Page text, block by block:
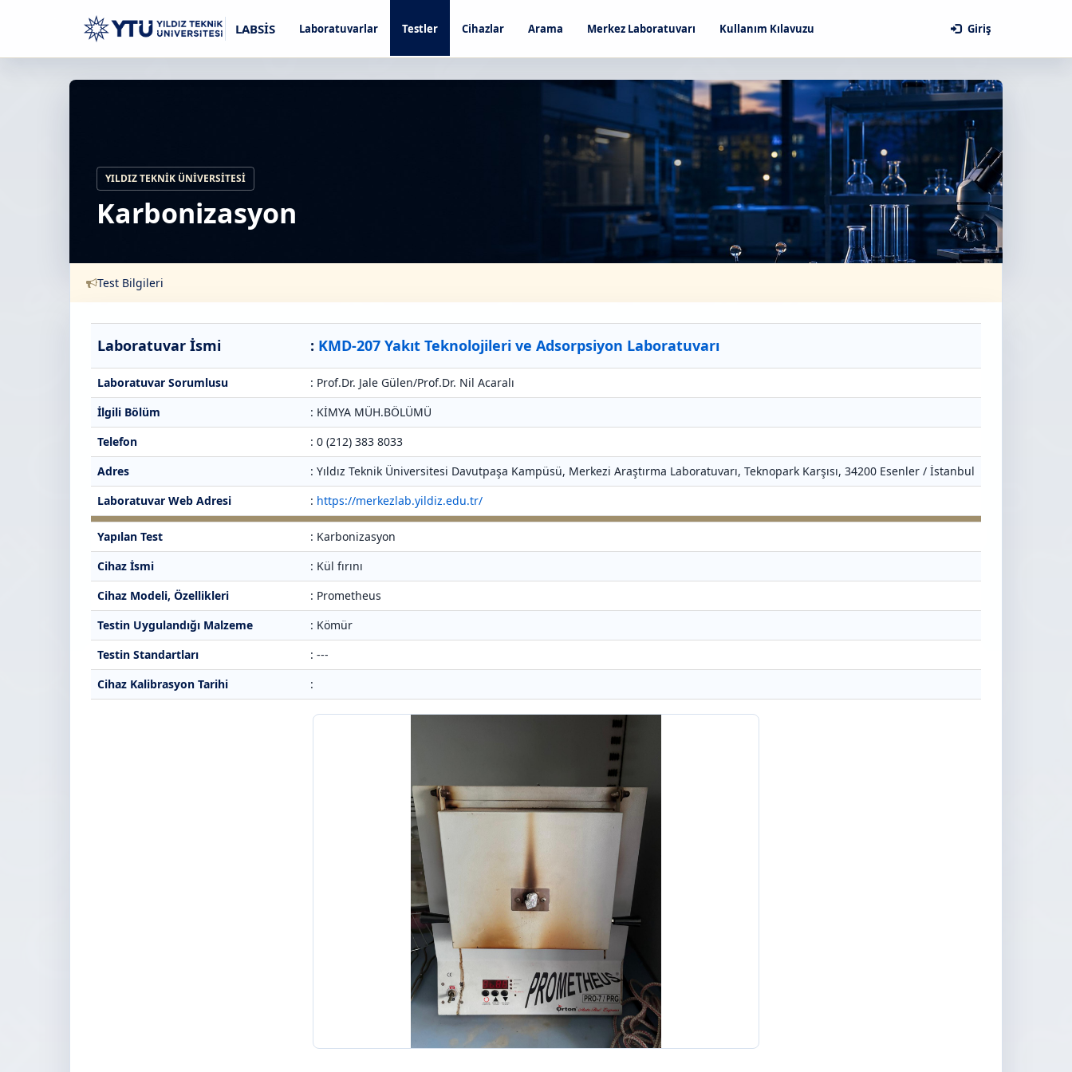
LABSİS Laboratuvarlar Testler Cihazlar Arama Merkez Laboratuvarı Kullanım Kılavuzu Giriş
YILDIZ TEKNIK ÜNIVERSITESI
Karbonizasyon
Test Bilgileri
Laboratuvar İsmi : KMD-207 Yakıt Teknolojileri ve Adsorpsiyon Laboratuvarı
Laboratuvar Sorumlusu
: Prof.Dr. Jale Gülen/Prof.Dr. Nil Acaralı
İlgili Bölüm
: KİMYA MÜH.BÖLÜMÜ
Telefon
: 0 (212) 383 8033
Adres
: Yıldız Teknik Üniversitesi Davutpaşa Kampüsü, Merkezi Araştırma Laboratuvarı, Teknopark Karşısı, 34200 Esenler / İstanbul
Laboratuvar Web Adresi
: https://merkezlab.yildiz.edu.tr/
Yapılan Test
: Karbonizasyon
Cihaz İsmi
: Kül fırını
Cihaz Modeli, Özellikleri
: Prometheus
Testin Uygulandığı Malzeme
: Kömür
Testin Standartları
: ---
Cihaz Kalibrasyon Tarihi
: